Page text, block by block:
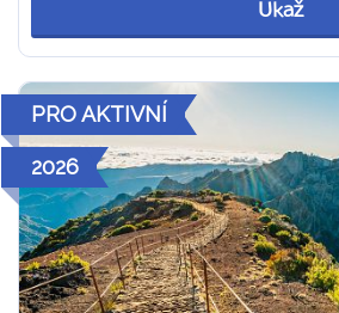
Ukaž
PRO AKTIVNÍ
2026